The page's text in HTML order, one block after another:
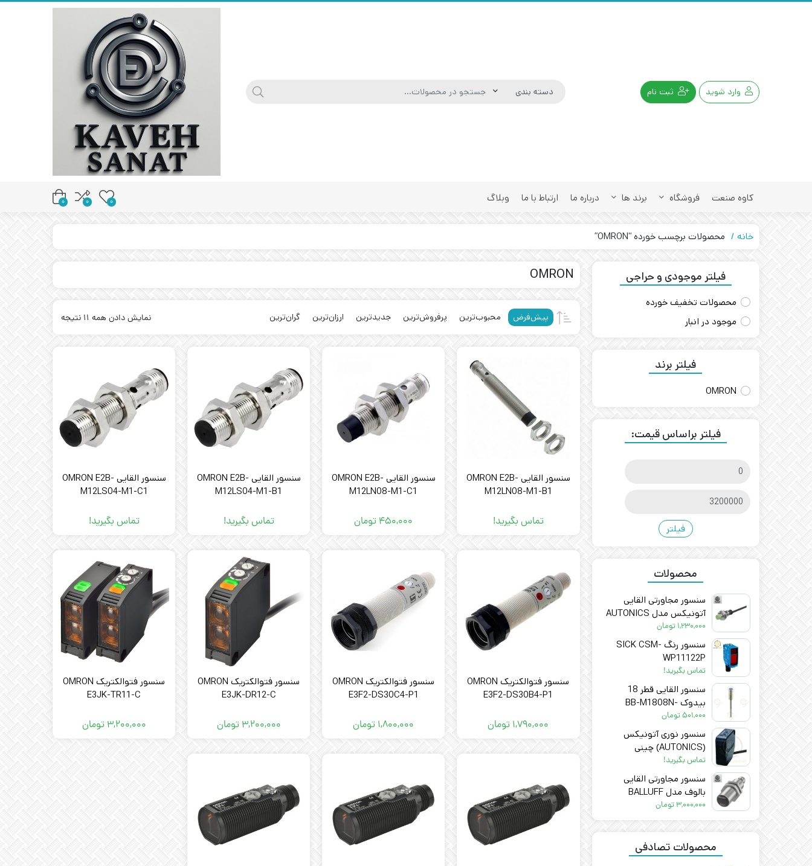
وارد شوید ثبت نام
کاوه صنعت فروشگاه برند ها درباره ما ارتباط با ما وبلاگ 0
0
0
خانه محصولات برچسب خورده “OMRON”
OMRON
پیش‌فرض محبوب‌ترین پرفروش‌ترین جدیدترین ارزان‌ترین گران‌ترین نمایش دادن همه 11 نتیجه
سنسور القایی OMRON E2B-
M12LN08-M1-B1
تماس بگیرید!
سنسور القایی OMRON E2B-
M12LN08-M1-C1
۴۵۰,۰۰۰ تومان
سنسور القایی OMRON E2B-
M12LS04-M1-B1
تماس بگیرید!
سنسور القایی OMRON E2B-
M12LS04-M1-C1
تماس بگیرید!
سنسور فتوالکتریک OMRON
E3F2-DS30B4-P1
۱,۷۹۰,۰۰۰ تومان
سنسور فتوالکتریک OMRON
E3F2-DS30C4-P1
۱,۸۰۰,۰۰۰ تومان
سنسور فتوالکتریک OMRON
E3JK-DR12-C
۳,۲۰۰,۰۰۰ تومان
سنسور فتوالکتریک OMRON
E3JK-TR11-C
۳,۲۰۰,۰۰۰ تومان
فیلتر موجودی و حراجی
محصولات تخفیف خورده
موجود در انبار
فیلتر برند
OMRON
فیلتر براساس قیمت:
فیلتر
محصولات
سنسور مجاورتی القایی
آتونیکس مدل AUTONICS
PR12-4DN – اصل
۱,۲۳۰,۰۰۰ تومان
سنسور رنگ SICK CSM-
WP11122P
تماس بگیرید!
سنسور القایی قطر 18
بیدوک BB-M1808N-
C11P2 BEDOOK
۵۰۱,۰۰۰تومان
سنسور نوری آتونیکس
(AUTONICS) چینی
BX15M-TFR-T
تماس بگیرید!
سنسور مجاورتی القایی
بالوف مدل BALLUFF
BESM18MI-PSC80B-
S04G
۳,۰۰۰,۰۰۰ تومان
محصولات تصادفی